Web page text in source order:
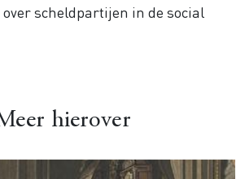
scheldpartijen in de social
hierover